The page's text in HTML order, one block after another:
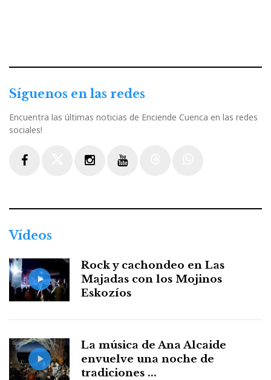
Síguenos en las redes
Encuentra las últimas noticias de Enciende Cuenca en las redes
sociales!
Vídeos
Rock y cachondeo en Las
Majadas con los Mojinos
Eskozíos
La música de Ana Alcaide
envuelve una noche de
tradiciones ...